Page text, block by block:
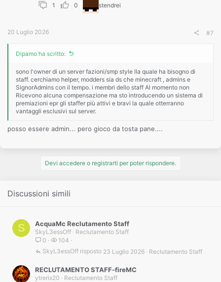
1 0 stendrei
20 Luglio 2026 #7
Dipamo ha scritto:
sono l'owner di un server fazioni/smp style lla quale ha bisogno di
staff. cerchiamo helper, modders sia ds che minecraft , admins e
SignorAdmins con il tempo. i membri dello staff Al momento non
Ricevono alcuna compensazione ma sto introducendo un sistema di
premiazioni epr gli staffer più attivi e bravi la quale otterranno
vantaggli esclusivi sul server.
posso essere admin... pero gioco da tosta pane....
Devi accedere o registrarti per poter rispondere.
Discussioni simili
S AcquaMc Reclutamento Staff
SkyL3essOff
Reclutamento Staff
0
104
Reclutamento Staff
23 Luglio 2026
SkyL3essOff
RECLUTAMENTO STAFF-fireMC
ytrerix20
Reclutamento Staff